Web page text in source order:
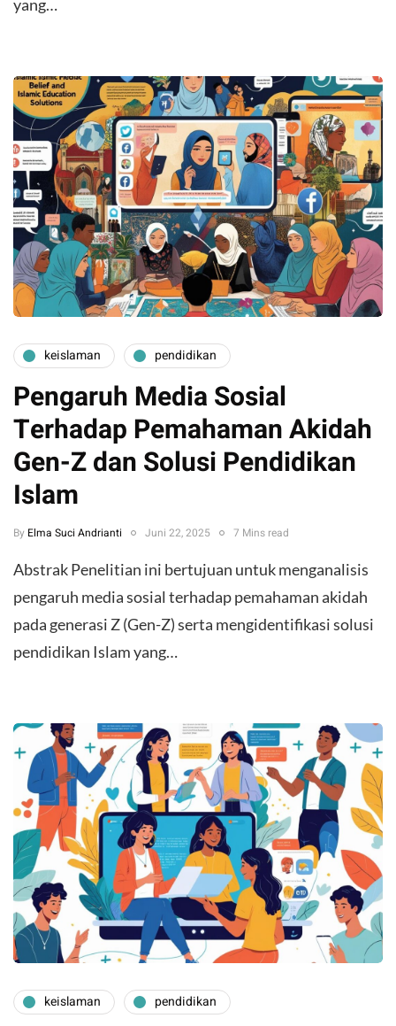
yang…
keislaman pendidikan
Pengaruh Media Sosial
Terhadap Pemahaman Akidah
Gen-Z dan Solusi Pendidikan
Islam
By Elma Suci Andrianti Juni 22, 2025 7 Mins read
Abstrak Penelitian ini bertujuan untuk menganalisis
pengaruh media sosial terhadap pemahaman akidah
pada generasi Z (Gen-Z) serta mengidentifikasi solusi
pendidikan Islam yang…
keislaman pendidikan